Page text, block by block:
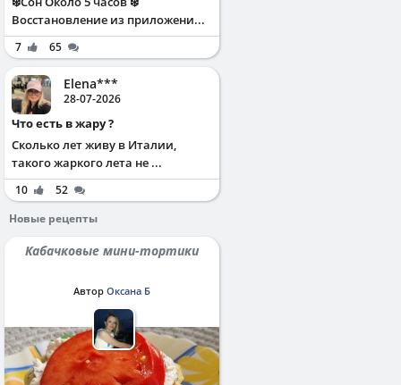
Восстановление из приложени...
7 65
Elena***
28-07-2026
Что есть в жару ?
Сколько лет живу в Италии,
такого жаркого лета не ...
10
52
Новые рецепты
Кабачковые мини-тортики
Автор Оксана Б